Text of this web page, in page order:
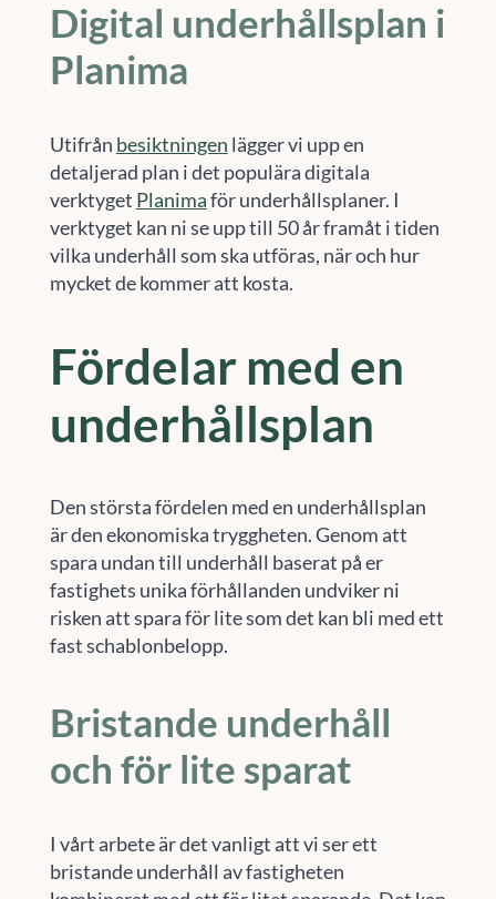
Digital underhållsplan i
Planima
Utifrån besiktningen lägger vi upp en
detaljerad plan i det populära digitala
verktyget Planimaför underhållsplaner. I
verktyget kan ni se upp till 50 år framåt i tiden
vilka underhåll som ska utföras, när och hur
mycket de kommer att kosta.
Fördelar med en
underhållsplan
Den största fördelen med en underhållsplan
är den ekonomiska tryggheten. Genom att
spara undan till underhåll baserat på er
fastighets unika förhållanden undviker ni
risken att spara för lite som det kan bli med ett
fast schablonbelopp.
Bristande underhåll
och för lite sparat
I vårt arbete är det vanligt att vi ser ett
bristande underhåll av fastigheten